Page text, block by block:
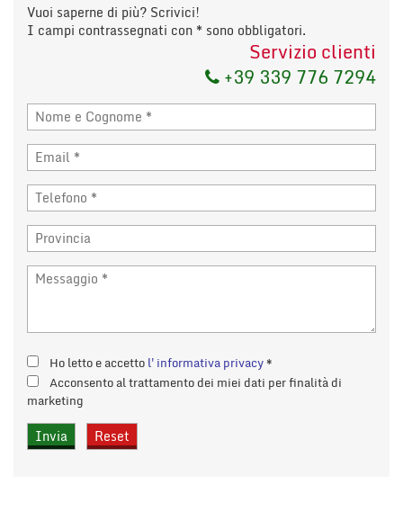
Vuoi saperne di più? Scrivici!
I campi contrassegnati con * sono obbligatori.
Servizio clienti
+39 339 776 7294
Ho letto e accettol'informativa privacy*
Acconsento al trattamento dei miei dati per finalità di
marketing